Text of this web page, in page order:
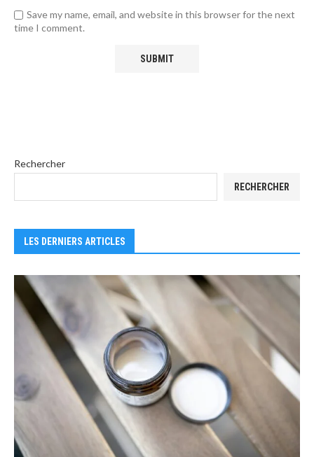
Save my name, email, and website in this browser for the next
time I comment.
Rechercher
RECHERCHER
LES DERNIERS ARTICLES